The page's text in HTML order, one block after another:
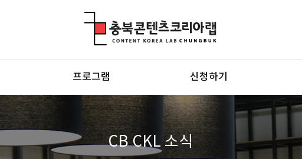
프로그램 신청하기
CB CKL 소식